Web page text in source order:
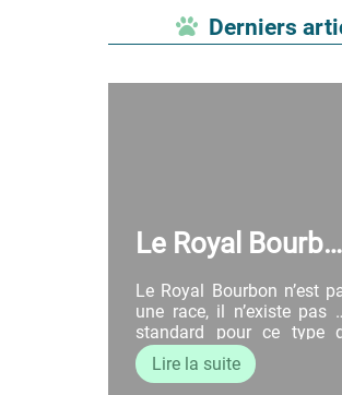
Derniers
Le Royal Bourbo
n c’est qui ? C’est
quoi ?
Le Royal Bourbon n’est
une race, il n’existe pas
standard pour ce type
chien. Comme pour
fromage AOP, le
Lire la suite